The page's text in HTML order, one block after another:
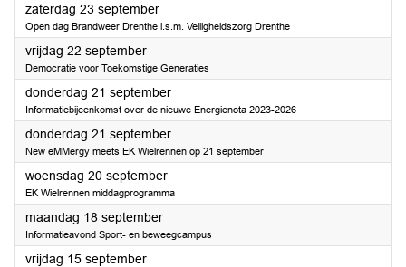
zaterdag 23 september2023
Open dag Brandweer Drenthe i.s.m. Veiligheidszorg Drenthe
vrijdag 22 september2023
Democratie voor Toekomstige Generaties
donderdag 21 september2023
Informatiebijeenkomst over de nieuwe Energienota 2023-2026
donderdag 21 september2023
New eMMergy meets EK Wielrennen op 21 september
woensdag 20 september2023
EK Wielrennen middagprogramma
maandag 18 september2023
Informatieavond Sport- en beweegcampus
vrijdag 15 september2023